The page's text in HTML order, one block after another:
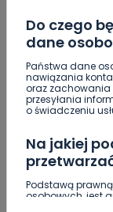
Do czego
dane
Państwa dane
nawiązania
oraz zachowania
przesyłania
o świadczeniu
Na jakiej
Podstawą
osobowych, jest
HOT REGION
Jakość
komunikat